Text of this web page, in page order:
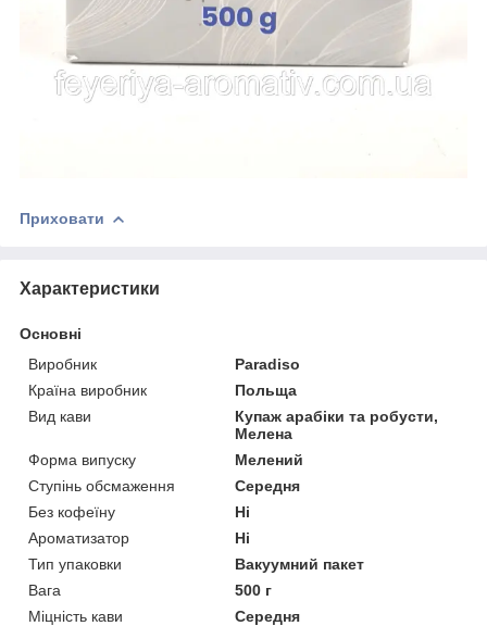
Приховати
Характеристики
Основні
Виробник
Paradiso
Країна виробник
Польща
Вид кави
Купаж арабіки та робусти,
Мелена
Форма випуску
Мелений
Ступінь обсмаження
Середня
Без кофеїну
Ні
Ароматизатор
Ні
Тип упаковки
Вакуумний пакет
Вага
500 г
Міцність кави
Середня